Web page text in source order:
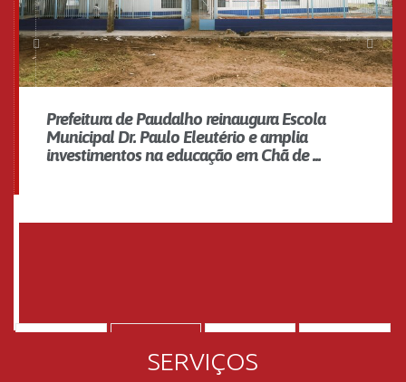
Prefeitura de Paudalho reinaugura Escola
Municipal Dr. Paulo Eleutério e amplia
investimentos na educação em Chã de ...
PORTAL DA TRANSPARÊNCIA